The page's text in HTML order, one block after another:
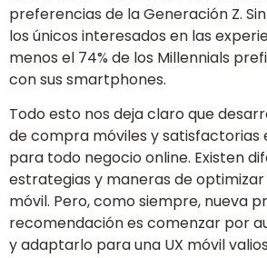
preferencias de la Generación Z.
los únicos interesados en las
menos el 74% de los Millennials
con sus smartphones.
Todo esto nos deja claro que
de compra móviles y satisfactorias
para todo negocio online. Existen
estrategias y maneras de
móvil. Pero, como siempre, nueva
recomendación es comenzar por
y adaptarlo para una UX móvil